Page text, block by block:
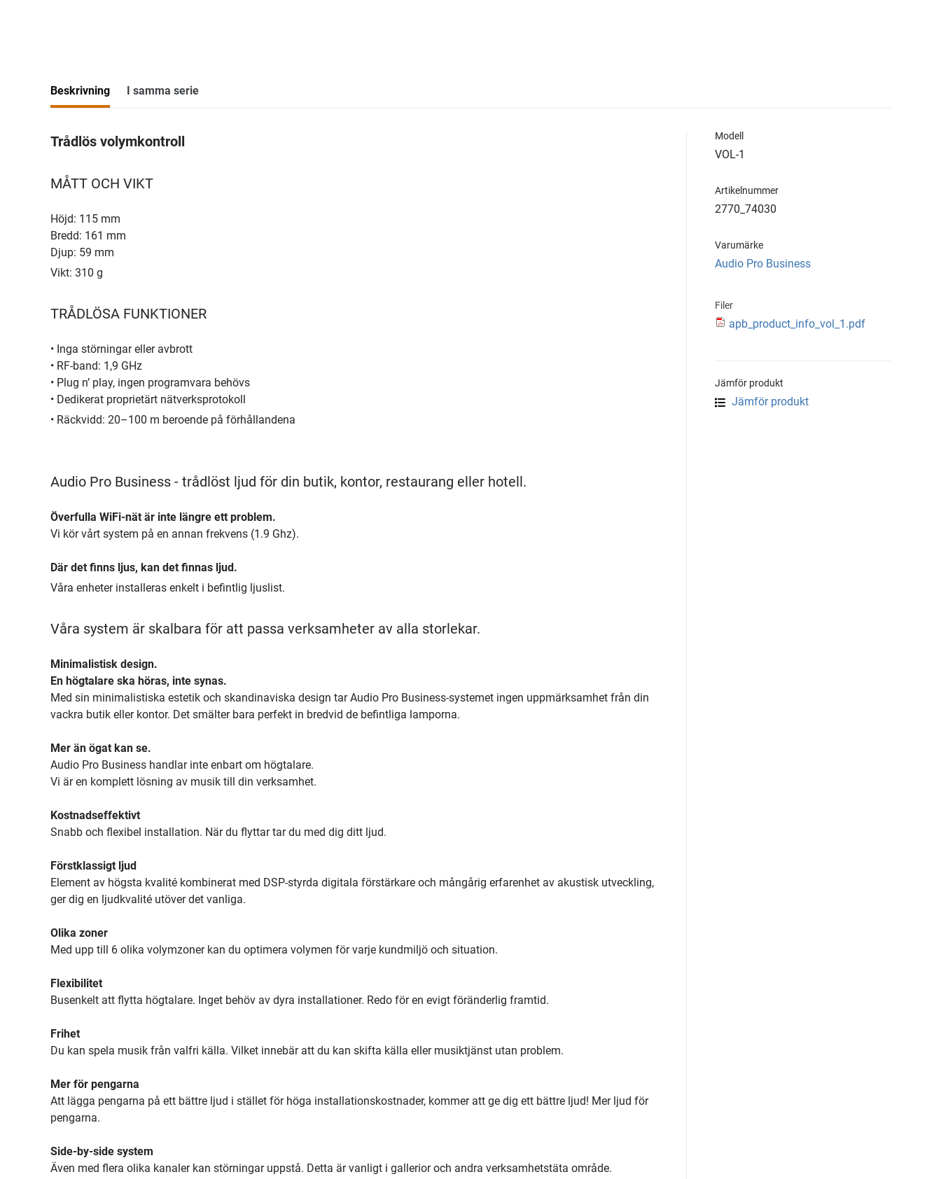
Beskrivning I samma serie
Trådlös volymkontroll
MÅTT OCH VIKT
Höjd: 115 mm
Bredd: 161 mm
Djup: 59 mm
Vikt: 310 g
TRÅDLÖSA FUNKTIONER
• Inga störningar eller avbrott
• RF-band: 1,9 GHz
• Plug n’ play, ingen programvara behövs
• Dedikerat proprietärt nätverksprotokoll
• Räckvidd: 20–100 m beroende på förhållandena
Audio Pro Business - trådlöst ljud för din butik, kontor, restaurang eller hotell.
Överfulla WiFi-nät är inte längre ett problem.
Vi kör vårt system på en annan frekvens (1.9 Ghz).
Där det finns ljus, kan det finnas ljud.
Våra enheter installeras enkelt i befintlig ljuslist.
Våra system är skalbara för att passa verksamheter av alla storlekar.
Minimalistisk design.
En högtalare ska höras, inte synas.
Med sin minimalistiska estetik och skandinaviska design tar Audio Pro Business-systemet ingen uppmärksamhet från din
vackra butik eller kontor. Det smälter bara perfekt in bredvid de befintliga lamporna.
Mer än ögat kan se.
Audio Pro Business handlar inte enbart om högtalare.
Vi är en komplett lösning av musik till din verksamhet.
Kostnadseffektivt
Snabb och flexibel installation. När du flyttar tar du med dig ditt ljud.
Förstklassigt ljud
Element av högsta kvalité kombinerat med DSP-styrda digitala förstärkare och mångårig erfarenhet av akustisk utveckling,
ger dig en ljudkvalité utöver det vanliga.
Olika zoner
Med upp till 6 olika volymzoner kan du optimera volymen för varje kundmiljö och situation.
Flexibilitet
Busenkelt att flytta högtalare. Inget behöv av dyra installationer. Redo för en evigt föränderlig framtid.
Frihet
Du kan spela musik från valfri källa. Vilket innebär att du kan skifta källa eller musiktjänst utan problem.
Mer för pengarna
Att lägga pengarna på ett bättre ljud i stället för höga installationskostnader, kommer att ge dig ett bättre ljud! Mer ljud för
pengarna.
Side-by-side system
Även med flera olika kanaler kan störningar uppstå. Detta är vanligt i gallerior och andra verksamhetstäta område.
Modell
VOL-1
Artikelnummer
2770_74030
Varumärke
Audio Pro Business
Filer
apb_product_info_vol_1.pdf
Jämför produkt
Jämför produkt